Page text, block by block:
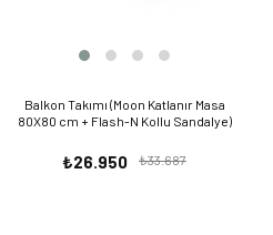
Balkon Takımı (Moon Katlanır Masa
80X80 cm + Flash-N Kollu Sandalye)
₺26.950 ₺33.687